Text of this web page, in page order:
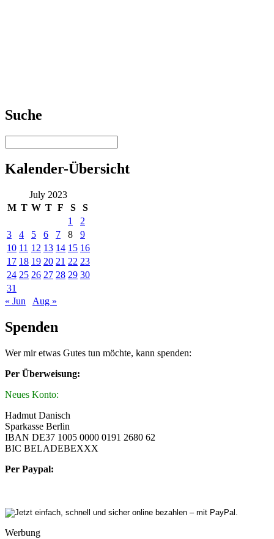
Suche
Kalender-Übersicht
July 2023
M T W T F S
S
1
2
3
4 5 6 7 8
9
10 11 12 13 14 15 16
17 18 19 20 21 22 23
24 25 26 27 28 29 30
31
« Jun
Aug »
Spenden
Wer mir etwas Gutes tun möchte, kann spenden:
Per Überweisung:
Neues Konto:
Hadmut Danisch
Sparkasse Berlin
IBAN DE37 1005 0000 0191 2680 62
BIC BELADEBEXXX
Per Paypal:
Werbung